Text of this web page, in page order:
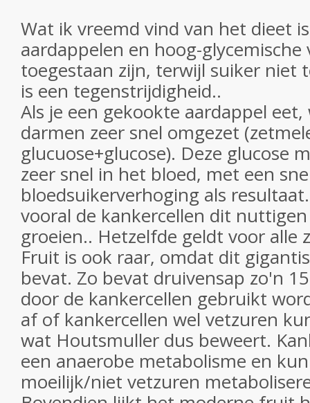
Wat ik vreemd vind van het dieet
aardappelen en hoog-
toegestaan zijn, terwijl suiker niet
is een tegenstrijdigheid..
Als je een gekookte aardappel
darmen zeer snel omgezet
glucuose+glucose). Deze glucose
zeer snel in het bloed, met een
bloedsuikerverhoging als
vooral de kankercellen dit
groeien.. Hetzelfde geldt voor alle
Fruit is ook raar, omdat dit
bevat. Zo bevat druivensap zo'n
door de kankercellen gebruikt
af of kankercellen wel vetzuren
wat Houtsmuller dus beweert.
een anaerobe metabolisme en
moeilijk/niet vetzuren